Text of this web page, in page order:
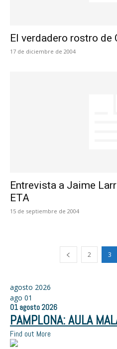
El verdadero rostro de
17 de diciembre de 2004
Entrevista a Jaime
ETA
15 de septiembre de 2004
2 3
agosto 2026
ago 01
01 agosto 2026
PAMPLONA: AULA
Find out More